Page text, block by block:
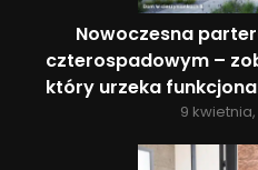
Nowoczesna
czterospadowym –
który urzeka
9